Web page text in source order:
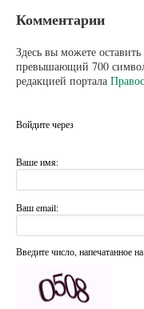
Комментарии
Здесь вы можете
превышающий 700
редакцией портала
Войдите через
Ваше имя:
Ваш email:
Введите число, напечатанное